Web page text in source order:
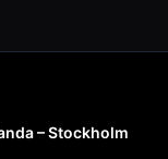
– Stockholm